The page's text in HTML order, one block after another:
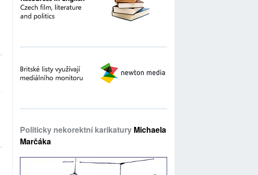
Politicky nekorektní karikatury Michaela
Marčáka